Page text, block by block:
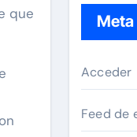
que
Meta
Acceder
Feed de